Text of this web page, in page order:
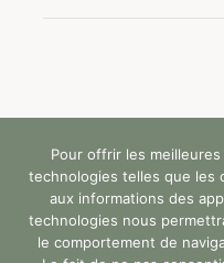
l’article
Tous droits réservés
2024 |
Pour offrir les
technologies telles que les
aux informations des
technologies nous
le comportement de